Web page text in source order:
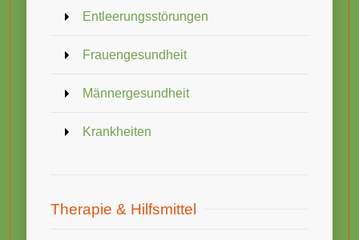
Entleerungsstörungen
Frauengesundheit
Männergesundheit
Krankheiten
Therapie & Hilfsmittel